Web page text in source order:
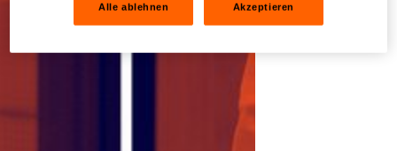
Alle ablehnen Akzeptieren